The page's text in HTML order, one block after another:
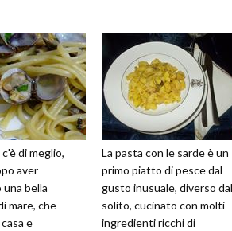
di meglio,
aver
bella
mare, che
e
La pasta con le sarde è un
primo piatto di pesce dal
gusto inusuale, diverso dal
solito, cucinato con molti
ingredienti ricchi di